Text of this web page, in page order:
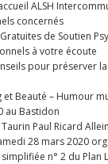
ALSH
concernés
de Soutien
à votre écoute
pour préserver
et Beauté – Humour
au Bastidon
Taurin Paul Ricard
28 mars 2020
n° 2 du Plan